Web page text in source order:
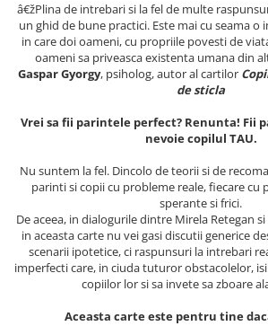
MedConnect
Medicina & Farmacie
Medicina Pentru Toti
Sport
Terapii Alternative
Beletristica
Biografii, Memorii, Jurnale
Carti erotice
Carti pentru Adolescenti, Young
â€žPlina de intrebari si la fel de multe
un ghid de bune practici. Este mai cu seama o
in care doi oameni, cu propriile povesti de
oameni sa priveasca existenta umana din
Gaspar Gyorgy, psiholog, autor al cartilor
de sticla
Vrei sa fii parintele perfect? Renunta! Fii
nevoie copilul TAU.
Nu suntem la fel. Dincolo de teorii si de
parinti si copii cu probleme reale, fiecare cu
sperante si frici.
De aceea, in dialogurile dintre Mirela Retegan
in aceasta carte nu vei gasi discutii generice
scenarii ipotetice, ci raspunsuri la intrebari
imperfecti care, in ciuda tuturor obstacolelor,
copiilor lor si sa invete sa zboare
Aceasta carte este pentru tine